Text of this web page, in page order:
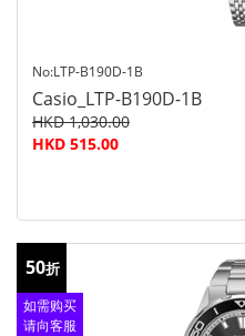
No:LTP-B190D-1B
Casio_LTP-B190D-1B
HKD 1,030.00
HKD 515.00
50折
如需购买
请向客服